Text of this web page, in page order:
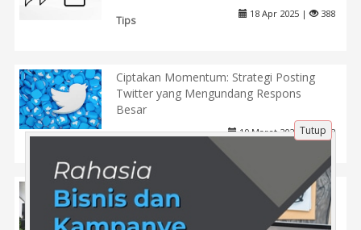
Tips
18 Apr 2025 | 388
Ciptakan Momentum: Strategi Posting
Twitter yang Mengundang Respons
Besar
Teknologi
19 Maret 2025 | 488
Bandung Kota Pelajar: Hidup Mandiri dan
Berkembang di Tengah Keberagaman
Budaya
Tutup